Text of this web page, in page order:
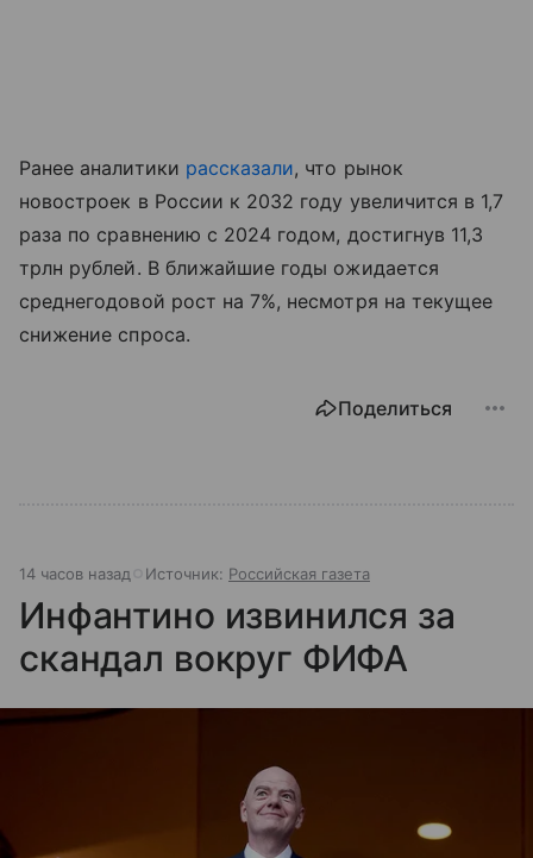
Ранее аналитики рассказали, что рынок
новостроек в России к 2032 году увеличится в 1,7
раза по сравнению с 2024 годом, достигнув 11,3
трлн рублей. В ближайшие годы ожидается
среднегодовой рост на 7%, несмотря на текущее
снижение спроса.
Поделиться
14 часов назад Источник: Российская газета
Инфантино извинился за
скандал вокруг ФИФА